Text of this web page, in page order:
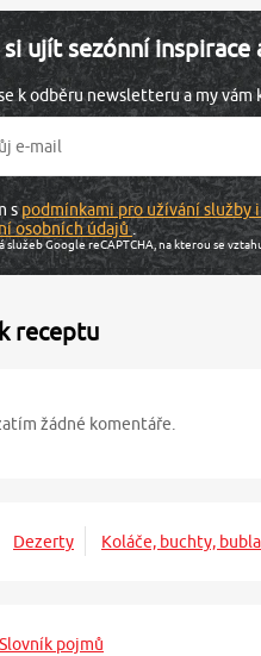
ujít sezónní inspirace
k odběru newsletteru a my vám
spodmínkami pro užívání služby
osobních údajů.
služeb Google reCAPTCHA, na kterou se
receptu
žádné komentáře.
Dezerty Koláče, buchty,
Slovník pojmů